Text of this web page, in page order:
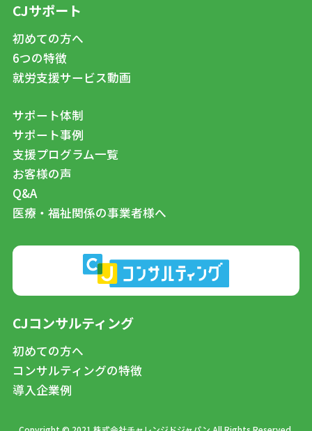
CJサポート
初めての方へ
6つの特徴
就労支援サービス動画
サポート体制
サポート事例
支援プログラム一覧
お客様の声
Q&A
医療・福祉関係の事業者様へ
CJコンサルティング
初めての方へ
コンサルティングの特徴
導入企業例